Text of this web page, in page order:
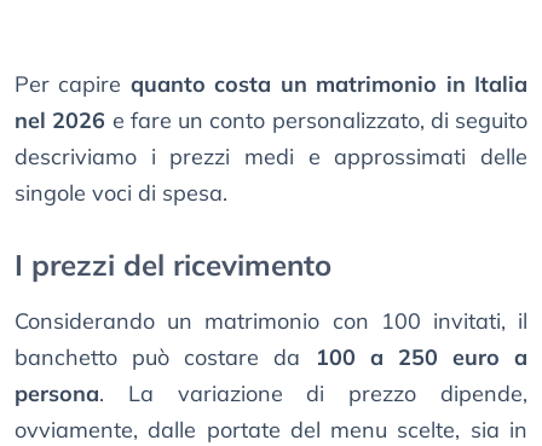
Per capire quanto costa un matrimonio in Italia
nel 2026 e fare un conto personalizzato, di seguito
descriviamo i prezzi medi e approssimati delle
singole voci di spesa.
I prezzi del ricevimento
Considerando un matrimonio con 100 invitati, il
banchetto può costare da
100 a 250 euro a
persona. La variazione di prezzo dipende,
ovviamente, dalle portate del menu scelte, sia in